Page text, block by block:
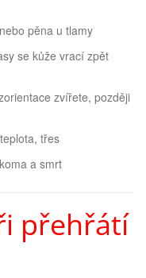
pěna u tlamy
se kůže vrací zpět
zvířete, později
třes
a smrt
přehřátí